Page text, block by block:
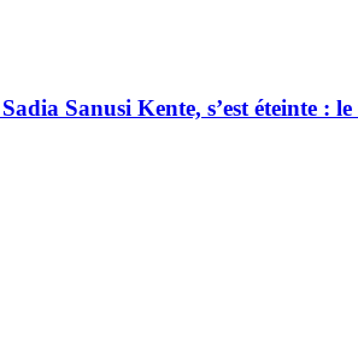
Sanusi Kente, s’est éteinte :